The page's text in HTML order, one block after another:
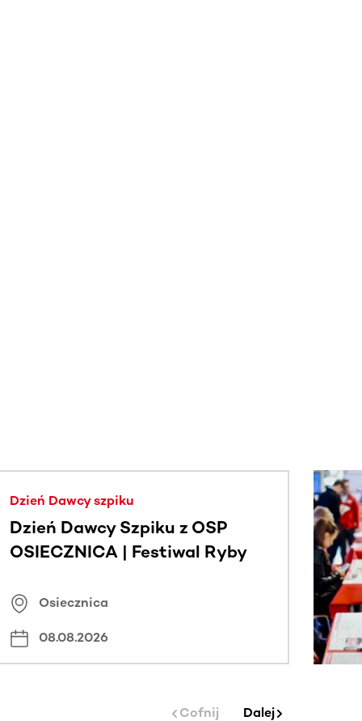
Dzień Dawcy szpiku
Dzień Dawcy Szpiku z OSP
OSIECZNICA | Festiwal Ryby
Osiecznica
08.08.2026
Cofnij Dalej